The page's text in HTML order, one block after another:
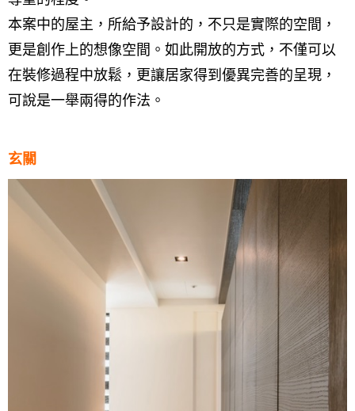
本案中的屋主，所給予設計的，不只是實際的空間，
更是創作上的想像空間。如此開放的方式，不僅可以
在裝修過程中放鬆，更讓居家得到優異完善的呈現，
可說是一舉兩得的作法。
玄關
裝潢計算機
裝潢進階計算機
裝潢圖紙免費健檢
居家
商業空間
辦公室
其他
面積
小坪數
21~30坪
31~50坪
風格
現代
簡約
北歐
古典
預算
150萬以內
251萬以上
設計好手
台北市
新北市
桃園 新竹 竹北
台南 高雄
360環景體驗
你家我家 Podcast
虛擬線上裝潢
室內設計師方案
傢俱建材商方案
一般屋主方案
2房2聽 - 基本版
2房2廳 - 精裝版
3房2聽 - 基本版
3房2廳 - 精裝版
設計專欄
系統櫃
綠建材
居家風水
主題精選
設計知識+
國外案例
全站搜尋
線上賞屋
北部
新北市
桃園市
新竹市
徵設計師